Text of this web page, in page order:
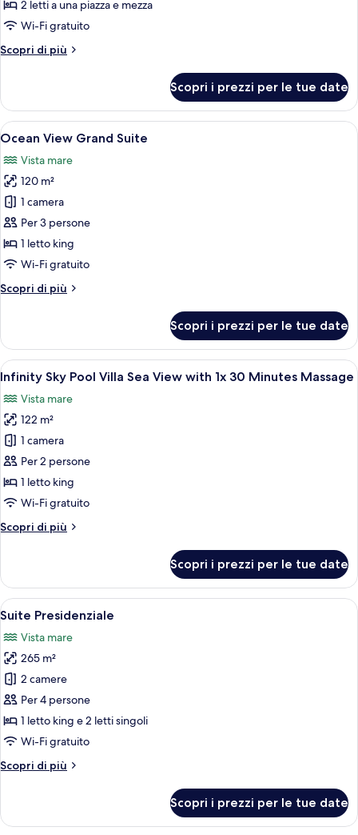
Twin
View
2 letti a una piazza e mezza
Wi-Fi gratuito
Scopri di più
Altri
Suite
Twin
Sea
Scopri i prezzi per le tue date
Apri
tutte
le
foto
per
Ocean
View
Grand
Una camera d'hotel moderna con
7
Ocean View Grand Suite
Vista mare
120 m²
1 camera
Per 3 persone
1 letto king
Wi-Fi gratuito
Scopri di più
Altri
View
Grand
Suite
Scopri i prezzi per le tue date
Apri
tutte
le
foto
per
Infinity
Sky
Pool
Sea
1x
30
Minutes
Massage
Una moderna camera d'albergo con
6
Infinity Sky Pool Villa Sea View with 1x 30 Minutes Massage
Vista mare
122 m²
1 camera
Per 2 persone
1 letto king
Wi-Fi gratuito
Scopri di più
Altri
Sky
Pool
Villa
View
with
1x
30
Minutes
Massage
Scopri i prezzi per le tue date
Apri
tutte
le
foto
per
Suite
Presidenziale
Una piscina a sfioro moderna con
10
Suite Presidenziale
Vista mare
265 m²
2 camere
Per 4 persone
1 letto king e 2 letti singoli
Wi-Fi gratuito
Scopri di più
Altri
Presidenziale
Scopri i prezzi per le tue date